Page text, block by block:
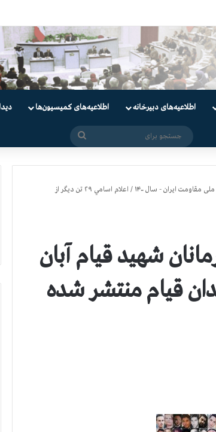
اطلاعیه‌های دبیرخانه اطلاعیه‌های کمیسیون‌‌ها
مقاومت ایران - سال ۱۴۰۰ /
اعلام اسامي ۲۹ تن ديگر از
از قهرمانان شهید قيام آبان
تن از شهيدان قيام منتشر شده